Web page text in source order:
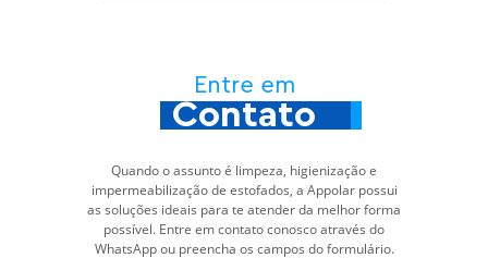
Entre em
Contato
Quando o assunto é limpeza, higienização e
impermeabilização de estofados, a Appolar possui
as soluções ideais para te atender da melhor forma
possível. Entre em contato conosco através do
WhatsApp ou preencha os campos do formulário.